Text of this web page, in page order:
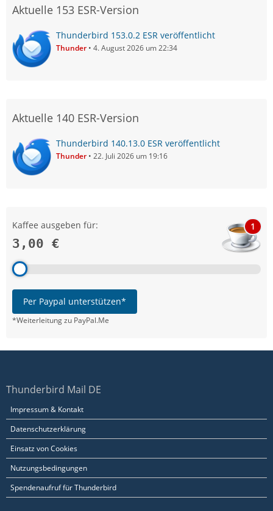
Aktuelle 153 ESR-Version
Thunderbird 153.0.2 ESR veröffentlicht
Thunder 4. August 2026 um 22:34
Aktuelle 140 ESR-Version
Thunderbird 140.13.0 ESR veröffentlicht
Thunder 22. Juli 2026 um 19:16
Kaffee ausgeben für:
3,00 €
1
Per Paypal unterstützen*
*Weiterleitung zu PayPal.Me
Thunderbird Mail DE
Impressum & Kontakt
Datenschutzerklärung
Einsatz von Cookies
Nutzungsbedingungen
Spendenaufruf für Thunderbird